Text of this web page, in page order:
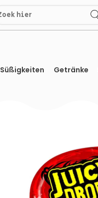
Süßigkeiten Getränke